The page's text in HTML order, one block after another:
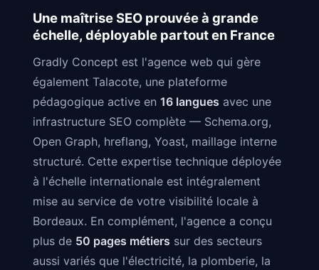
Une maîtrise SEO prouvée à grande
échelle, déployable partout en France
Gradly Concept est l'agence web qui gère
également Talacote, une plateforme
pédagogique active en 16 langues avec une
infrastructure SEO complète — Schema.org,
Open Graph, hreflang, Yoast, maillage interne
structuré. Cette expertise technique déployée
à l'échelle internationale est intégralement
mise au service de votre visibilité locale à
Bordeaux. En complément, l'agence a conçu
plus de 50 pages métiers sur des secteurs
aussi variés que l'électricité, la plomberie, la